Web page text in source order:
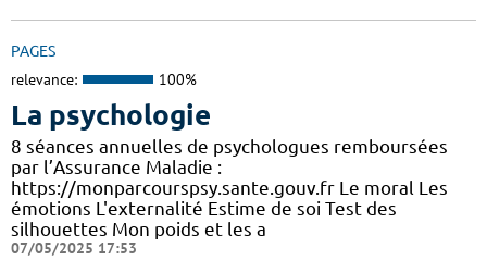
PAGES
relevance: 100%
La psychologie
8 séances annuelles de psychologues remboursées
par l’Assurance Maladie :
https://monparcourspsy.sante.gouv.fr Le moral Les
émotions L'externalité Estime de soi Test des
silhouettes Mon poids et les a
07/05/2025 17:53